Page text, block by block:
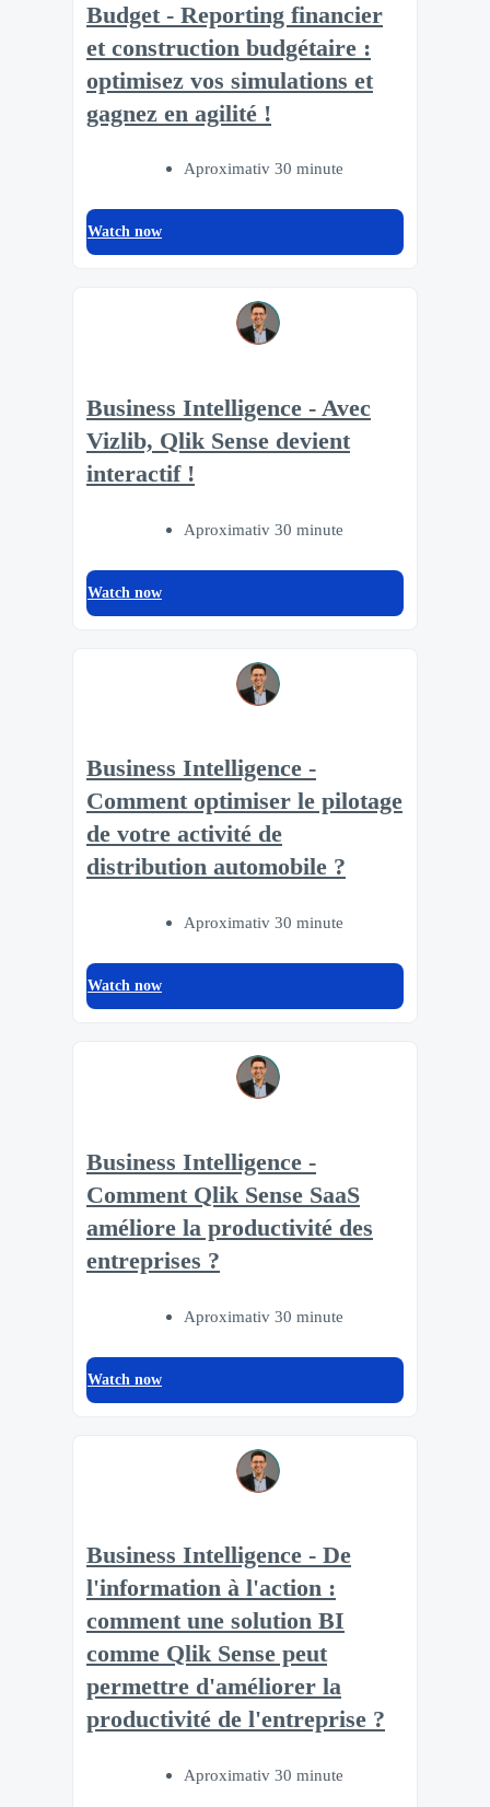
Budget - Reporting financier
et construction budgétaire :
optimisez vos simulations et
gagnez en agilité !
Aproximativ 30 minute
Watch now
Business Intelligence - Avec
Vizlib, Qlik Sense devient
interactif !
Aproximativ 30 minute
Watch now
Business Intelligence -
Comment optimiser le pilotage
de votre activité de
distribution automobile ?
Aproximativ 30 minute
Watch now
Business Intelligence -
Comment Qlik Sense SaaS
améliore la productivité des
entreprises ?
Aproximativ 30 minute
Watch now
Business Intelligence - De
l'information à l'action :
comment une solution BI
comme Qlik Sense peut
permettre d'améliorer la
productivité de l'entreprise ?
Aproximativ 30 minute